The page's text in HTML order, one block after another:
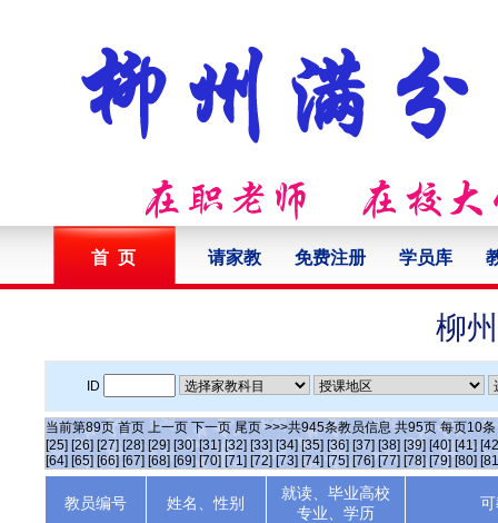
首 页 请家教 免费注册 学员库
柳
ID
当前第89页 首页 上一页 下一页 尾页 >>>共945条教员信息 共95页 每页10条
[25] [26] [27] [28] [29] [30] [31] [32] [33] [34] [35] [36] [37] [38] [39] [40] [41]
[64] [65] [66] [67] [68] [69] [70] [71] [72] [73] [74] [75] [76] [77] [78] [79] [80]
教员编号 姓名、性别
就读、毕业高校
专业、学历